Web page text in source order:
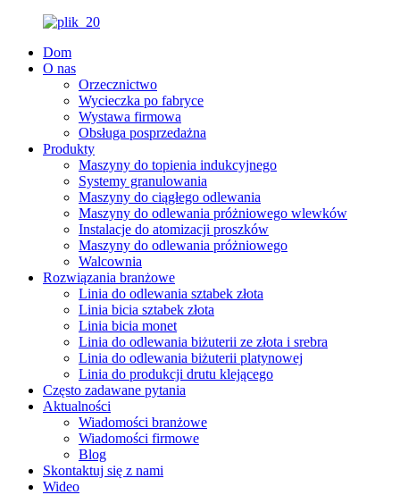
Dom
O nas
Orzecznictwo
Wycieczka po fabryce
Wystawa firmowa
Obsługa posprzedażna
Produkty
Maszyny do topienia indukcyjnego
Systemy granulowania
Maszyny do ciągłego odlewania
Maszyny do odlewania próżniowego wlewków
Instalacje do atomizacji proszków
Maszyny do odlewania próżniowego
Walcownia
Rozwiązania branżowe
Linia do odlewania sztabek złota
Linia bicia sztabek złota
Linia bicia monet
Linia do odlewania biżuterii ze złota i srebra
Linia do odlewania biżuterii platynowej
Linia do produkcji drutu klejącego
Często zadawane pytania
Aktualności
Wiadomości branżowe
Wiadomości firmowe
Blog
Skontaktuj się z nami
Wideo